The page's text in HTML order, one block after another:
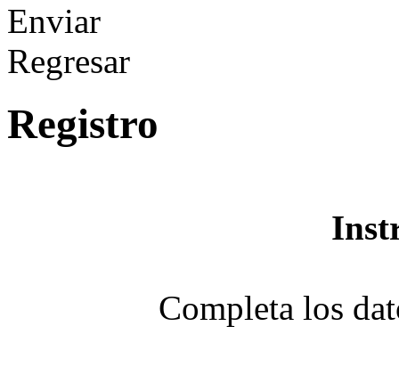
Enviar
Regresar
Registro
Completa los